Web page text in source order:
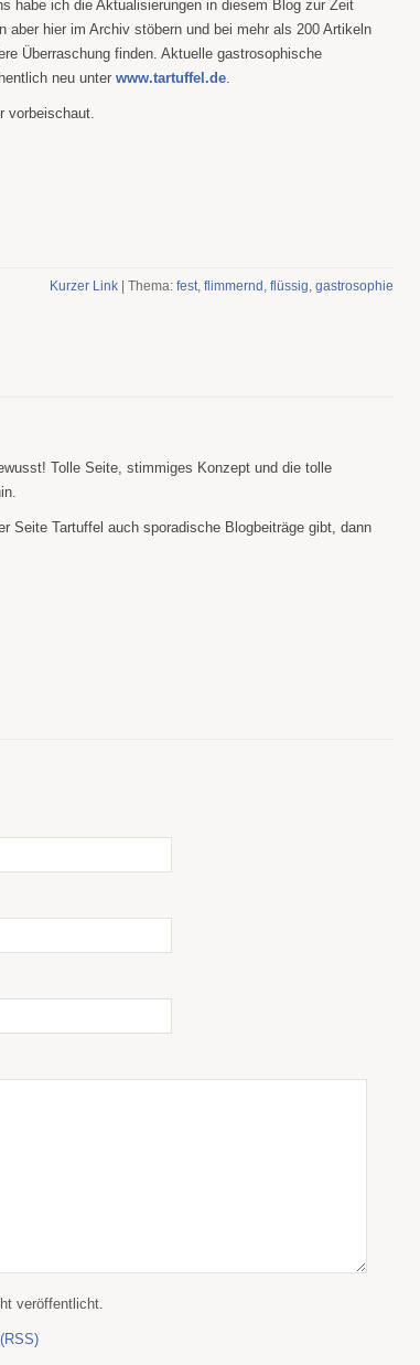
habe ich die Aktualisierungen in diesem Blog zur Zeit
aber hier im Archiv stöbern und bei mehr als 200 Artikeln
Überraschung finden. Aktuelle gastrosophische
neu unter www.tartuffel.de.
vorbeischaut.
Kurzer Link | Thema: fest, flimmernd , flüssig, gastrosophie
Tolle Seite, stimmiges Konzept und die tolle
Seite Tartuffel auch sporadische Blogbeiträge gibt, dann
veröffentlicht.